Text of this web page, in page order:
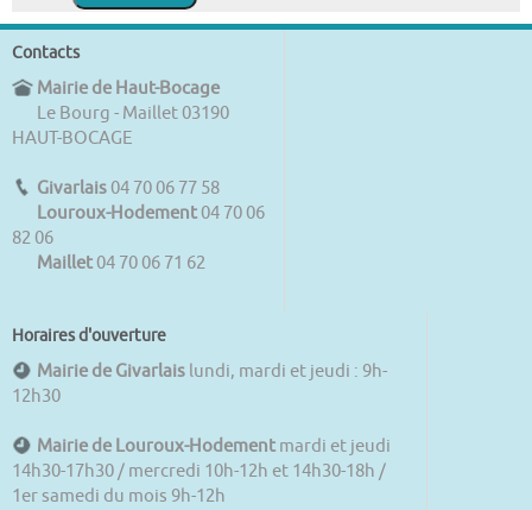
Contacts
Mairie de Haut-Bocage
Le Bourg - Maillet 03190
HAUT-BOCAGE
Givarlais 04 70 06 77 58
Louroux-Hodement 04 70 06
82 06
Maillet 04 70 06 71 62
Horaires d'ouverture
Mairie de Givarlais lundi, mardi et jeudi : 9h-
12h30
Mairie de Louroux-Hodement mardi et jeudi
14h30-17h30 / mercredi 10h-12h et 14h30-18h /
1er samedi du mois 9h-12h